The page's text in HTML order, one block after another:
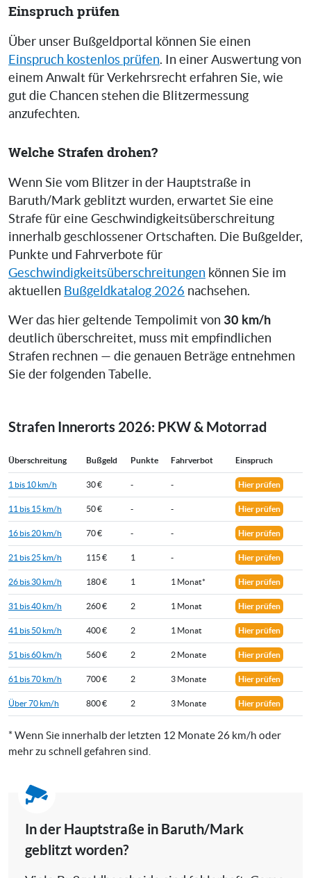
Einspruch prüfen
Über unser Bußgeldportal können Sie einen
Einspruch kostenlos prüfen. In einer Auswertung von
einem Anwalt für Verkehrsrecht erfahren Sie, wie
gut die Chancen stehen die Blitzermessung
anzufechten.
Welche Strafen drohen?
Wenn Sie vom Blitzer in der Hauptstraße in
Baruth/Mark geblitzt wurden, erwartet Sie eine
Strafe für eine Geschwindigkeitsüberschreitung
innerhalb geschlossener Ortschaften. Die Bußgelder,
Punkte und Fahrverbote für
Geschwindigkeitsüberschreitungen können Sie im
aktuellen Bußgeldkatalog 2026 nachsehen.
Wer das hier geltende Tempolimit von 30 km/h
deutlich überschreitet, muss mit empfindlichen
Strafen rechnen — die genauen Beträge entnehmen
Sie der folgenden Tabelle.
Strafen Innerorts 2026: PKW & Motorrad
Überschreitung Bußgeld Punkte Fahrverbot Einspruch
1 bis 10 km/h 30 € - - Hier prüfen
11 bis 15 km/h 50 € - - Hier prüfen
16 bis 20 km/h 70 € - - Hier prüfen
21 bis 25 km/h 115 € 1 - Hier prüfen
26 bis 30 km/h 180 € 1 1 Monat* Hier prüfen
31 bis 40 km/h 260 € 2 1 Monat Hier prüfen
41 bis 50 km/h 400 € 2 1 Monat Hier prüfen
51 bis 60 km/h 560 € 2 2 Monate Hier prüfen
61 bis 70 km/h 700 € 2 3 Monate Hier prüfen
Über 70 km/h 800 € 2 3 Monate Hier prüfen
* Wenn Sie innerhalb der letzten 12 Monate 26 km/h oder
mehr zu schnell gefahren sind.
In der Hauptstraße in Baruth/Mark
geblitzt worden?